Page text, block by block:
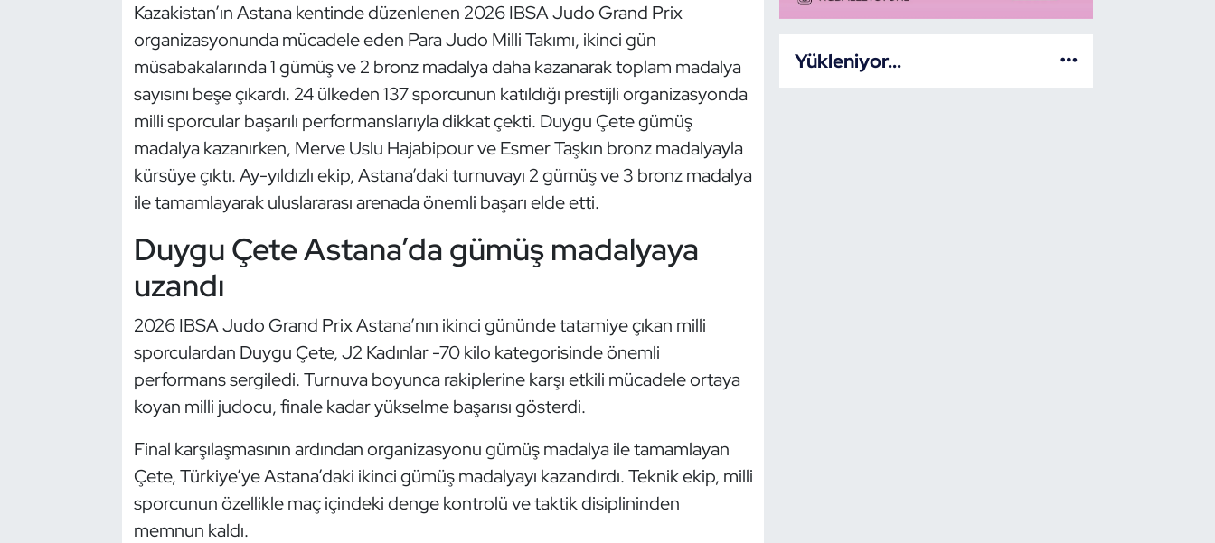
Kazakistan’ın Astana kentinde düzenlenen 2026 IBSA Judo Grand Prix
organizasyonunda mücadele eden Para Judo Milli Takımı, ikinci gün
müsabakalarında 1 gümüş ve 2 bronz madalya daha kazanarak toplam madalya
sayısını beşe çıkardı. 24 ülkeden 137 sporcunun katıldığı prestijli organizasyonda
milli sporcular başarılı performanslarıyla dikkat çekti. Duygu Çete gümüş
madalya kazanırken, Merve Uslu Hajabipour ve Esmer Taşkın bronz madalyayla
kürsüye çıktı. Ay-yıldızlı ekip, Astana’daki turnuvayı 2 gümüş ve 3 bronz madalya
ile tamamlayarak uluslararası arenada önemli başarı elde etti.
Duygu Çete Astana’da gümüş madalyaya
uzandı
2026 IBSA Judo Grand Prix Astana’nın ikinci gününde tatamiye çıkan milli
sporculardan Duygu Çete, J2 Kadınlar -70 kilo kategorisinde önemli
performans sergiledi. Turnuva boyunca rakiplerine karşı etkili mücadele ortaya
koyan milli judocu, finale kadar yükselme başarısı gösterdi.
Final karşılaşmasının ardından organizasyonu gümüş madalya ile tamamlayan
Çete, Türkiye’ye Astana’daki ikinci gümüş madalyayı kazandırdı. Teknik ekip, milli
sporcunun özellikle maç içindeki denge kontrolü ve taktik disiplininden
memnun kaldı.
Yükleniyor...
Hava Sporları
İşitme Engelli Sporcular
Judo ve Kuraş